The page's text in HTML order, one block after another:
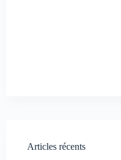
Articles récents